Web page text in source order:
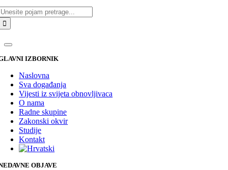
IZBORNIK
Naslovna
Sva događanja
Vijesti iz svijeta obnovljivaca
O nama
Radne skupine
Zakonski okvir
Studije
Kontakt
OBJAVE